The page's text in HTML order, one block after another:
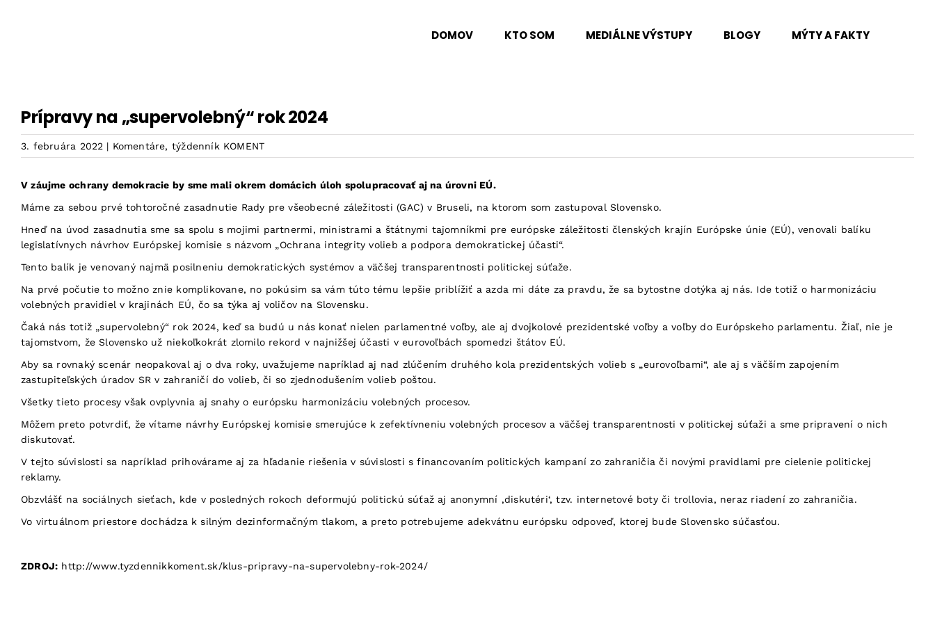
DOMOV KTO SOM MEDIÁLNE VÝSTUPY BLOGY MÝTY A FAKTY
Prípravy na „supervolebný“ rok 2024
3. februára 2022 | Komentáre, týždenník KOMENT
V záujme ochrany demokracie by sme mali okrem domácich úloh spolupracovať aj na úrovni EÚ.
Máme za sebou prvé tohtoročné zasadnutie Rady pre všeobecné záležitosti (GAC) v Bruseli, na ktorom som zastupoval Slovensko.
Hneď na úvod zasadnutia sme sa spolu s mojimi partnermi, ministrami a štátnymi tajomníkmi pre európske záležitosti členských krajín Európske únie (EÚ), venovali balíku
legislatívnych návrhov Európskej komisie s názvom „Ochrana integrity volieb a podpora demokratickej účasti“.
Tento balík je venovaný najmä posilneniu demokratických systémov a väčšej transparentnosti politickej súťaže.
Na prvé počutie to možno znie komplikovane, no pokúsim sa vám túto tému lepšie priblížiť a azda mi dáte za pravdu, že sa bytostne dotýka aj nás. Ide totiž o harmonizáciu
volebných pravidiel v krajinách EÚ, čo sa týka aj voličov na Slovensku.
Čaká nás totiž „supervolebný“ rok 2024, keď sa budú u nás konať nielen parlamentné voľby, ale aj dvojkolové prezidentské voľby a voľby do Európskeho parlamentu. Žiaľ, nie je
tajomstvom, že Slovensko už niekoľkokrát zlomilo rekord v najnižšej účasti v eurovoľbách spomedzi štátov EÚ.
Aby sa rovnaký scenár neopakoval aj o dva roky, uvažujeme napríklad aj nad zlúčením druhého kola prezidentských volieb s „eurovoľbami“, ale aj s väčším zapojením
zastupiteľských úradov SR v zahraničí do volieb, či so zjednodušením volieb poštou.
Všetky tieto procesy však ovplyvnia aj snahy o európsku harmonizáciu volebných procesov.
Môžem preto potvrdiť, že vítame návrhy Európskej komisie smerujúce k zefektívneniu volebných procesov a väčšej transparentnosti v politickej súťaži a sme pripravení o nich
diskutovať.
V tejto súvislosti sa napríklad prihovárame aj za hľadanie riešenia v súvislosti s financovaním politických kampaní zo zahraničia či novými pravidlami pre cielenie politickej
reklamy.
Obzvlášť na sociálnych sieťach, kde v posledných rokoch deformujú politickú súťaž aj anonymní ‚diskutéri‘, tzv. internetové boty či trollovia, neraz riadení zo zahraničia.
Vo virtuálnom priestore dochádza k silným dezinformačným tlakom, a preto potrebujeme adekvátnu európsku odpoveď, ktorej bude Slovensko súčasťou.
ZDROJ: http://www.tyzdennikkoment.sk/klus-pripravy-na-supervolebny-rok-2024/